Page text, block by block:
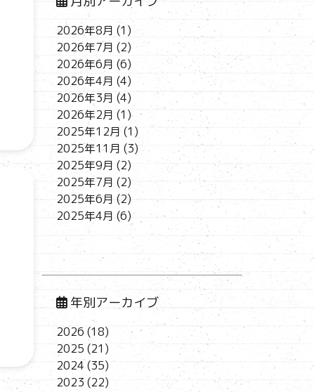
2026年8月 (1)
2026年7月 (2)
2026年6月 (6)
2026年4月 (4)
2026年3月 (4)
2026年2月 (1)
2025年12月 (1)
2025年11月 (3)
2025年9月 (2)
2025年7月 (2)
2025年6月 (2)
2025年4月 (6)
年別アーカイブ
2026 (18)
2025 (21)
2024(35)
2023 (22)